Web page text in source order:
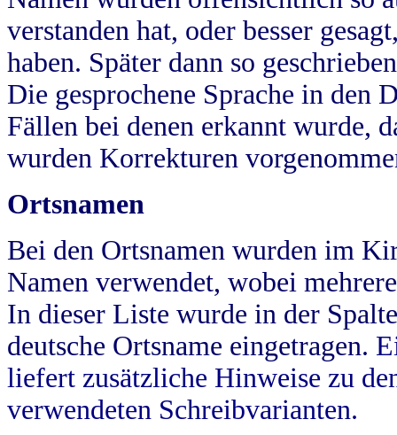
verstanden hat, oder besser
haben. Später dann so
Die gesprochene Sprache in
Fällen bei denen erkannt wurde,
wurden Korrekturen
Ortsnamen
Bei den Ortsnamen wurden im
Namen verwendet, wobei
In dieser Liste wurde in der
deutsche Ortsname eingetragen.
liefert zusätzliche Hinweise zu
verwendeten Schreibvarianten.